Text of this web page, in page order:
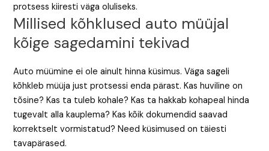
protsess kiiresti väga oluliseks.
Millised kõhklused auto müüjal
kõige sagedamini tekivad
Auto müümine ei ole ainult hinna küsimus. Väga sageli
kõhkleb müüja just protsessi enda pärast. Kas huviline on
tõsine? Kas ta tuleb kohale? Kas ta hakkab kohapeal hinda
tugevalt alla kauplema? Kas kõik dokumendid saavad
korrektselt vormistatud? Need küsimused on täiesti
tavapärased.